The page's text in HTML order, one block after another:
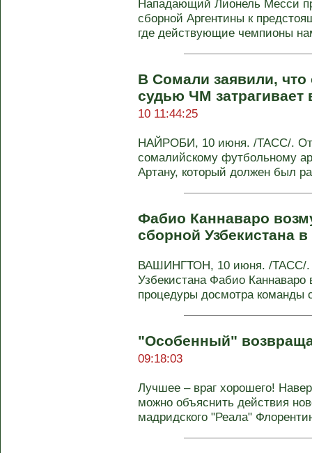
Нападающий Лионель Месси
сборной Аргентины к
где действующие чемпионы
В Сомали заявили, что
судью ЧМ
10 11:44:25
НАЙРОБИ, 10 июня. /ТАСС/.
сомалийскому футбольному
Артану, который должен был
Фабио Каннаваро
сборной Узбекистана
ВАШИНГТОН, 10 июня. /ТАСС/.
Узбекистана Фабио Каннаваро
процедуры досмотра команды
"Особенный"
09:18:03
Лучшее – враг хорошего!
можно объяснить действия
мадридского "Реала"